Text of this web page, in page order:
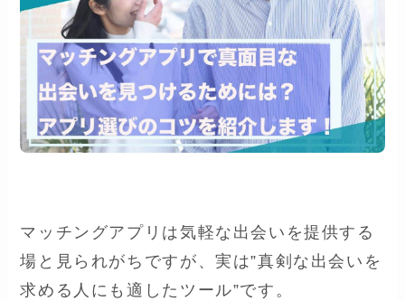
マッチングアプリは気軽な出会いを提供する
場と見られがちですが、実は”真剣な出会いを
求める人にも適したツール”です。